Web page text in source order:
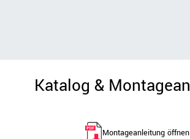
Katalog &
Montageanleitung öffnen